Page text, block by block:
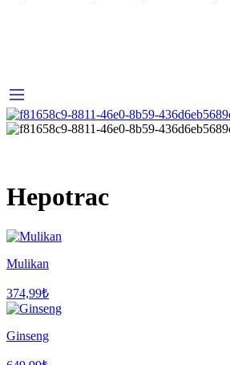
Hepotrac
Mulikan
374,99₺
Ginseng